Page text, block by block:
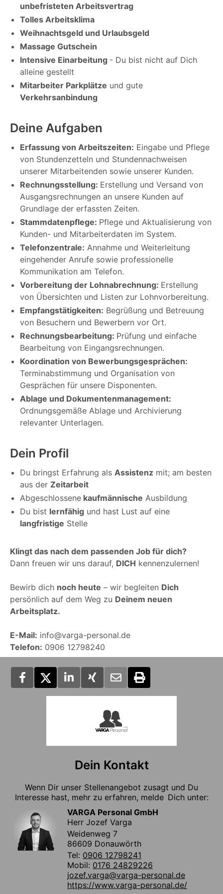
unbefristeten Arbeitsvertrag
Tolles Arbeitsklima
Weihnachtsgeld und Urlaubsgeld
Massage Gutschein
Intensive Einarbeitung - Du bist nicht auf Dich
alleine gestellt
Mitarbeiter Parkplätze und gute
Verkehrsanbindung
Deine Aufgaben
Erfassung von Arbeitszeiten: Eingabe und Pflege
von Stundenzetteln und Stundennachweisen
unserer Mitarbeitenden sowie unserer Kunden.
Rechnungsstellung: Erstellung und Versand von
Ausgangsrechnungen an unsere Kunden auf
Grundlage der erfassten Zeiten.
Stammdatenpflege: Pflege und Aktualisierung von
Kunden- und Mitarbeiterdaten im System.
Telefonzentrale: Annahme und Weiterleitung
eingehender Anrufe sowie professionelle
Kommunikation am Telefon.
Vorbereitung der Lohnabrechnung: Erstellung
von Übersichten und Listen zur Lohnvorbereitung.
Empfangstätigkeiten: Begrüßung und Betreuung
von Besuchern und Bewerbern vor Ort.
Rechnungsbearbeitung: Prüfung und einfache
Bearbeitung von Eingangsrechnungen.
Koordination von Bewerbungsgesprächen:
Terminabstimmung und Organisation von
Gesprächen für unsere Disponenten.
Ablage und Dokumentenmanagement:
Ordnungsgemäße Ablage und Archivierung
relevanter Unterlagen.
Dein Profil
Du bringst Erfahrung als Assistenz mit; am besten
aus der Zeitarbeit
Abgeschlossene kaufmännische Ausbildung
Du bist lernfähig und hast Lust auf eine
langfristige Stelle
Klingt das nach dem passenden Job für dich?
Dann freuen wir uns darauf, DICH kennenzulernen!
Bewirb dich noch heute – wir begleiten Dich
persönlich auf dem Weg zu Deinem neuen
Arbeitsplatz.
E-Mail: info@varga-personal.de
Telefon: 0906 12798240
Dein Kontakt
Wenn Dir unser Stellenangebot zusagt und Du
Interesse hast, mehr zu erfahren, melde Dich unter:
VARGA Personal GmbH
Herr Jozef Varga
Weidenweg 7
86609 Donauwörth
Tel: 0906 12798241
Mobil: 0176 24829226
jozef.varga@varga-personal.de
https://www.varga-personal.de/